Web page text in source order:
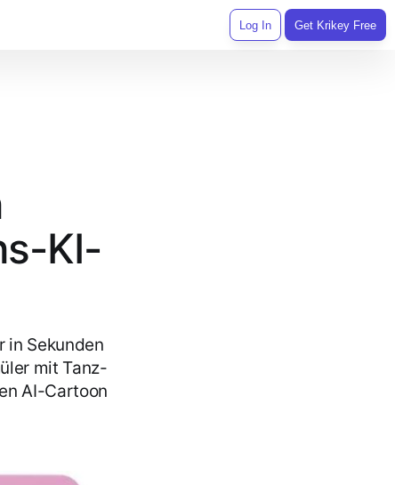
Log In Get Krikey Free
KI-
in Sekunden
mit Tanz-
AI-Cartoon